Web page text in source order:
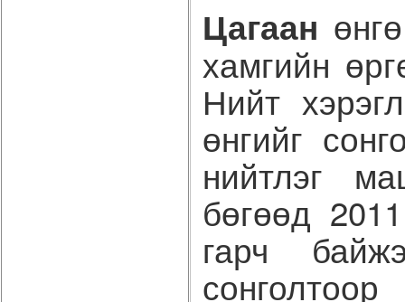
Цагаан
хамгийн
Нийт
өнгийг
нийтлэг
бөгөөд
гарч